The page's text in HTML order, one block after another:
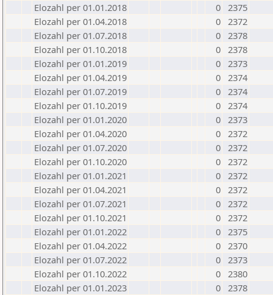
Elozahl per 01.01.2018
0 2375
Elozahl per 01.04.2018
0 2372
Elozahl per 01.07.2018
0 2378
Elozahl per 01.10.2018
0 2378
Elozahl per 01.01.2019
0 2373
Elozahl per 01.04.2019
0 2374
Elozahl per 01.07.2019
0 2374
Elozahl per 01.10.2019
0 2374
Elozahl per 01.01.2020
0 2373
Elozahl per 01.04.2020
0 2372
Elozahl per 01.07.2020
0 2372
Elozahl per 01.10.2020
0 2372
Elozahl per 01.01.2021
0 2372
Elozahl per 01.04.2021
0 2372
Elozahl per 01.07.2021
0 2372
Elozahl per 01.10.2021
0 2372
Elozahl per 01.01.2022
0 2375
Elozahl per 01.04.2022
0 2370
Elozahl per 01.07.2022
0 2373
Elozahl per 01.10.2022
0 2380
Elozahl per 01.01.2023
0 2378